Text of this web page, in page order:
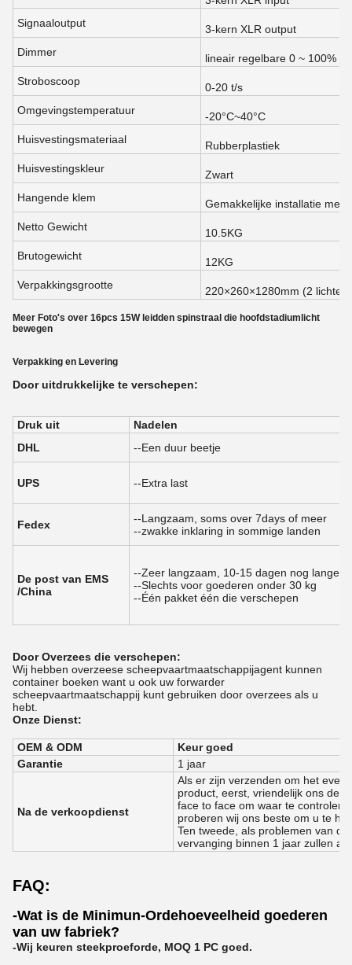
Signaaloutput
3-kern XLR output
Dimmer
lineair regelbare 0 ~ 100%
Stroboscoop
0-20 t/s
Omgevingstemperatuur
-20°C~40°C
Huisvestingsmateriaal
Rubberplastiek
Huisvestingskleur
Zwart
Hangende klem
Gemakkelijke installatie met
Netto Gewicht
10.5KG
Brutogewicht
12KG
Verpakkingsgrootte
220×260×1280mm (2
Meer Foto's over 16pcs 15W leidden spinstraal die hoofdstadiumlicht
bewegen
Verpakking en Levering
Door uitdrukkelijke te verschepen:
Druk uit
Nadelen
DHL
--Een duur beetje
UPS --Extra last
Fedex
--Langzaam, soms over 7days of meer
--zwakke inklaring in sommige landen
De post van EMS
/China
--Zeer langzaam, 10-15 dagen nog langere
--Slechts voor goederen onder 30 kg
--Één pakket één die verschepen
Door Overzees die verschepen:
Wij hebben overzeese scheepvaartmaatschappijagent kunnen
container boeken want u ook uw forwarder
scheepvaartmaatschappij kunt gebruiken door overzees als u
hebt.
Onze Dienst:
OEM & ODM
Keur goed
Garantie
1 jaar
Na de verkoopdienst
Als er zijn verzenden om het even
product, eerst, vriendelijk ons de
face to face om waar te
proberen wij ons beste om u te
Ten tweede, als problemen van
vervanging binnen 1 jaar zullen
FAQ:
-Wat is de Minimun-Ordehoeveelheid goederen
van uw fabriek?
-Wij keuren steekproeforde, MOQ 1 PC goed.